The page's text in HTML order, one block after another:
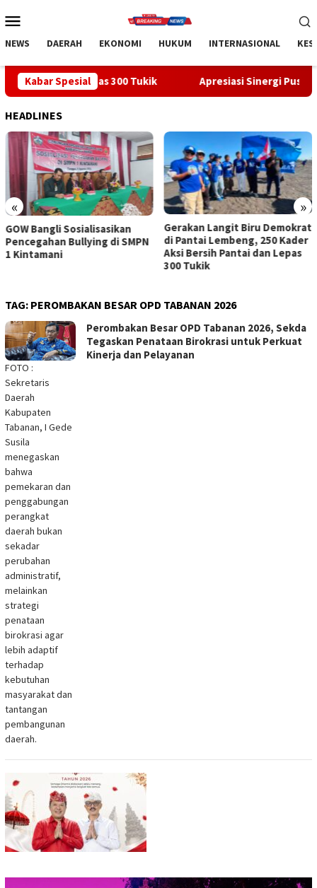
ke
Mobile
NEWS DAERAH EKONOMI HUKUM INTERNASIONAL
Kabar Spesial
Lepas 300 Tukik Apresiasi Sinergi Pusat-Daerah,
HEADLINES
« »
Gerakan Langit Biru Demokrat
di Pantai Lembeng, 250 Kader
Aksi Bersih Pantai dan Lepas
Apresiasi Sinergi Pusat-
Daerah, Bupati Bangli Buka
Sosialisasi RUU Satu Data
Indonesia
TAG: PEROMBAKAN BESAR OPD TABANAN 2026
FOTO :
Sekretaris
Daerah
Kabupaten
Tabanan, I Gede
Susila
menegaskan
bahwa
pemekaran dan
penggabungan
perangkat
daerah bukan
sekadar
perubahan
administratif,
melainkan
strategi
penataan
birokrasi agar
lebih adaptif
terhadap
kebutuhan
masyarakat dan
tantangan
pembangunan
daerah.
Perombakan Besar OPD Tabanan 2026, Sekda
Tegaskan Penataan Birokrasi untuk Perkuat
Kinerja dan Pelayanan